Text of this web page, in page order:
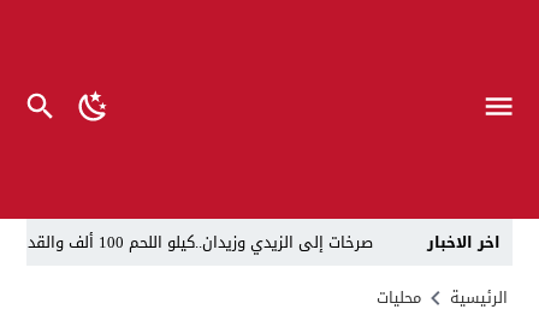
اخر الاخبار
صرخات إلى الزيدي وزيدان..كيلو اللحم 100 ألف والقداحة 5 آلاف في سجون العراق.. تظاهرة العوائل وسط بغداد
الرئيسية محليات